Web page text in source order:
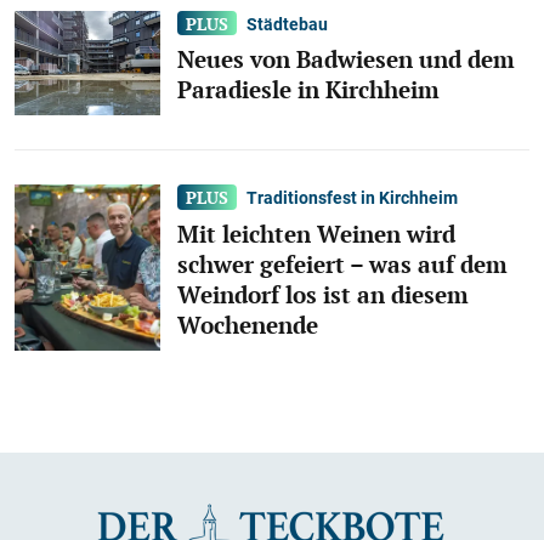
Städtebau
Neues von Badwiesen und dem
Paradiesle in Kirchheim
Traditionsfest in Kirchheim
Mit leichten Weinen wird
schwer gefeiert – was auf dem
Weindorf los ist an diesem
Wochenende